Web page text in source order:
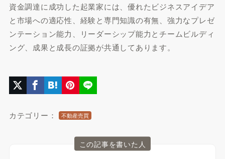
資金調達に成功した起業家には、優れたビジネスアイデア
と市場への適応性、経験と専門知識の有無、強力なプレゼ
ンテーション能力、リーダーシップ能力とチームビルディ
ング、成果と成長の証拠が共通してあります。
カテゴリー： 不動産売買
この記事を書いた人